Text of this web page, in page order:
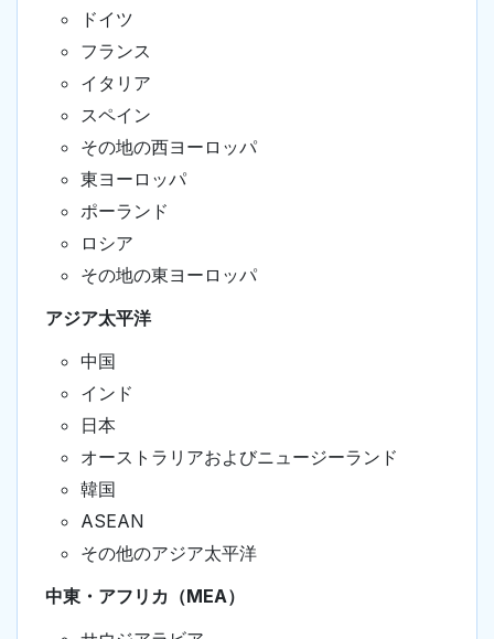
ドイツ
フランス
イタリア
スペイン
その地の西ヨーロッパ
東ヨーロッパ
ポーランド
ロシア
その地の東ヨーロッパ
アジア太平洋
中国
インド
日本
オーストラリアおよびニュージーランド
韓国
ASEAN
その他のアジア太平洋
中東・アフリカ（MEA）